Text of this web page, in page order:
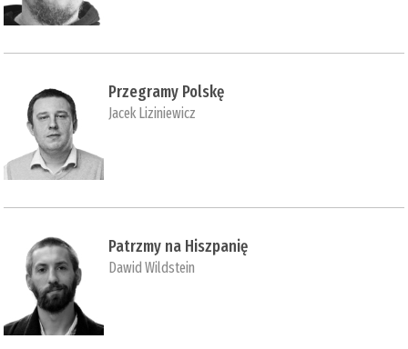
Przegramy Polskę
Jacek Liziniewicz
Patrzmy na Hiszpanię
Dawid Wildstein